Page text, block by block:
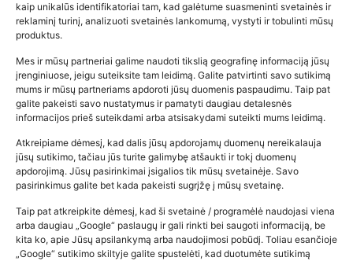
kaip unikalūs identifikatoriai tam, kad galėtume suasmeninti svetainės ir
reklaminį turinį, analizuoti svetainės lankomumą, vystyti ir tobulinti mūsų
produktus.
Mes ir mūsų partneriai galime naudoti tikslią geografinę informaciją jūsų
įrenginiuose, jeigu suteiksite tam leidimą. Galite patvirtinti savo sutikimą
mums ir mūsų partneriams apdoroti jūsų duomenis paspaudimu. Taip pat
galite pakeisti savo nustatymus ir pamatyti daugiau detalesnės
informacijos prieš suteikdami arba atsisakydami suteikti mums leidimą.
Atkreipiame dėmesį, kad dalis jūsų apdorojamų duomenų nereikalauja
jūsų sutikimo, tačiau jūs turite galimybę atšaukti ir tokį duomenų
apdorojimą. Jūsų pasirinkimai įsigalios tik mūsų svetainėje. Savo
pasirinkimus galite bet kada pakeisti sugrįžę į mūsų svetainę.
Taip pat atkreipkite dėmesį, kad ši svetainė / programėlė naudojasi viena
arba daugiau „Google“ paslaugų ir gali rinkti bei saugoti informaciją, be
kita ko, apie Jūsų apsilankymą arba naudojimosi pobūdį. Toliau esančioje
„Google“ sutikimo skiltyje galite spustelėti, kad duotumėte sutikimą
Populiariausios parduotuvės
kūdikių tyrelės –…
2026-02-22